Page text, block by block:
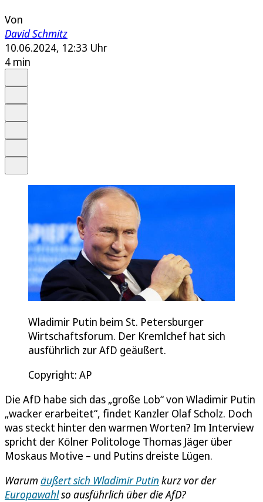
Von
David Schmitz
10.06.2024, 12:33 Uhr
4 min
Wladimir Putin beim St. Petersburger
Wirtschaftsforum. Der Kremlchef hat sich
ausführlich zur AfD geäußert.
Copyright: AP
Die AfD habe sich das „große Lob“ von Wladimir Putin
„wacker erarbeitet“, findet Kanzler Olaf Scholz. Doch
was steckt hinter den warmen Worten? Im Interview
spricht der Kölner Politologe Thomas Jäger über
Moskaus Motive – und Putins dreiste Lügen.
Warumäußert sich Wladimir Putin kurz vor der
Europawahlso ausführlich über die AfD?